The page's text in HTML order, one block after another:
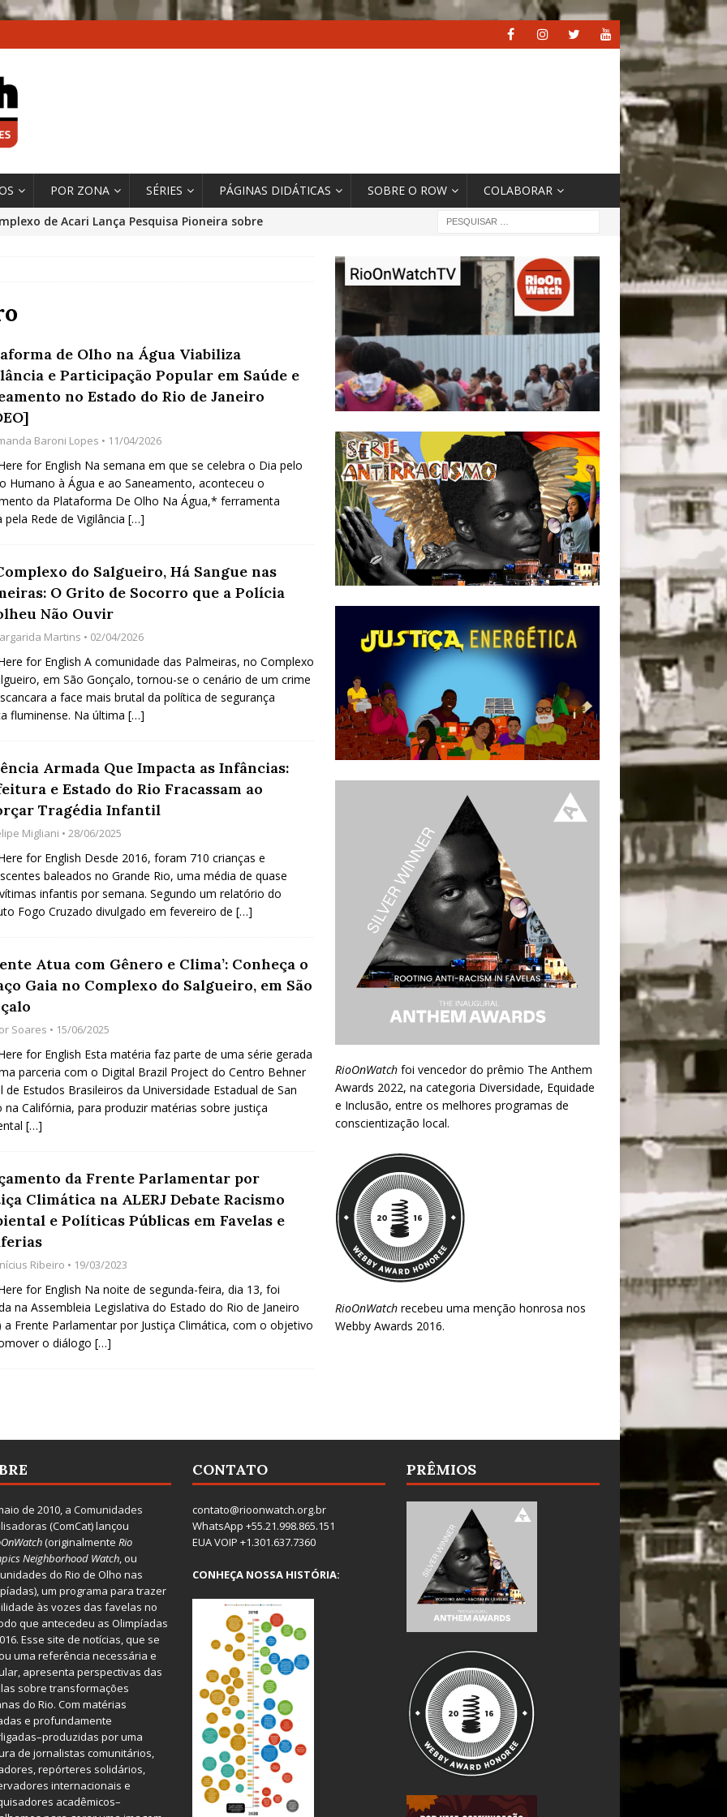
POR ZONA SÉRIES PÁGINAS DIDÁTICAS SOBRE O ROW COLABORAR
de Acari Lança Pesquisa Pioneira sobre
Fogo que Impulsionam a Mudança de que
Autora Coordenadora Principal de Relatório
Cidades
*DESTAQUE
Começou com uma Praça em Ramos [OPINIÃO]
Agroecológico com os Povos das Águas Reúne
e Inauguração da Feira da Praia do Remanso
COBERTURA DE EVENTOS
Fluminenses, Cronicamente Abandonados,
de Olho na Água Viabiliza
e Participação Popular em Saúde e
no Estado do Rio de Janeiro
Baroni Lopes • 11/04/2026
for English Na semana em que se celebra o Dia pelo
Humano à Água e ao Saneamento, aconteceu o
da Plataforma De Olho Na Água,* ferramenta
pela Rede de Vigilância […]
do Salgueiro, Há Sangue nas
O Grito de Socorro que a Polícia
Não Ouvir
Martins • 02/04/2026
for English A comunidade das Palmeiras, no Complexo
em São Gonçalo, tornou-se o cenário de um crime
a face mais brutal da política de segurança
fluminense. Na última […]
Armada Que Impacta as Infâncias:
e Estado do Rio Fracassam ao
Tragédia Infantil
Migliani • 28/06/2025
for English Desde 2016, foram 710 crianças e
baleados no Grande Rio, uma média de quase
infantis por semana. Segundo um relatório do
Fogo Cruzado divulgado em fevereiro de […]
Atua com Gênero e Clima’: Conheça o
Gaia no Complexo do Salgueiro, em São
Soares • 15/06/2025
for English Esta matéria faz parte de uma série gerada
parceria com o Digital Brazil Project do Centro Behner
de Estudos Brasileiros da Universidade Estadual de San
na Califórnia, para produzir matérias sobre justiça
[…]
da Frente Parlamentar por
Climática na ALERJ Debate Racismo
e Políticas Públicas em Favelas e
Ribeiro • 19/03/2023
for English Na noite de segunda-feira, dia 13, foi
na Assembleia Legislativa do Estado do Rio de Janeiro
a Frente Parlamentar por Justiça Climática, com o objetivo
o diálogo […]
RioOnWatchfoi vencedor do prêmio The Anthem
Awards 2022, na categoria Diversidade, Equidade
e Inclusão, entre os melhores programas de
conscientização local.
RioOnWatchrecebeu uma menção honrosa nos
Webby Awards 2016.
de 2010, a Comunidades
(ComCat) lançou
(originalmente Rio
Neighborhood Watch, ou
do Rio de Olho nas
um programa para trazer
às vozes das favelas no
que antecedeu as Olimpíadas
Esse site de notícias, que se
uma referência necessária e
apresenta perspectivas das
sobre transformações
do Rio. Com matérias
e profundamente
por uma
de jornalistas comunitários,
repórteres solidários,
internacionais e
acadêmicos–
CONTATO
contato@rioonwatch.org.br
WhatsApp +55.21.998.865.151
EUA VOIP +1.301.637.7360
CONHEÇA NOSSA HISTÓRIA:
PRÊMIOS